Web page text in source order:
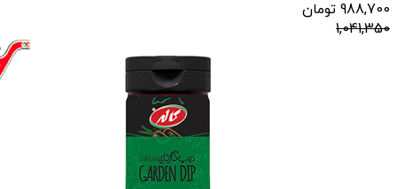
988,700 تومان
1,041,350